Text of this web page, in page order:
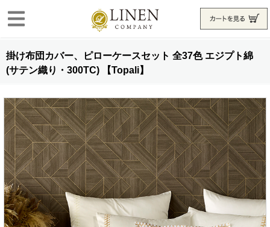
掛け布団カバー、ピローケースセット 全37色 エジプト綿
(サテン織り・300TC) 【Topali】